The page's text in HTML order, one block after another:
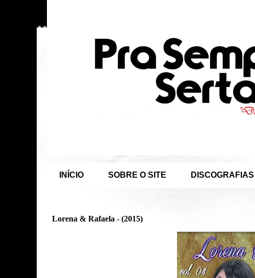
INÍCIO SOBRE O SITE DISCOGRAFIAS
Lorena & Rafaela - (2015)